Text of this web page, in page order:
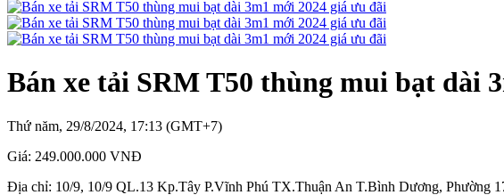
Bán xe tải SRM T50 thùng mui bạt dài
Thứ năm, 29/8/2024, 17:13 (GMT+7)
Giá: 249.000.000 VNĐ
Địa chỉ: 10/9, 10/9 QL.13 Kp.Tây P.Vĩnh Phú TX.Thuận An T.Bình Dương, Phường